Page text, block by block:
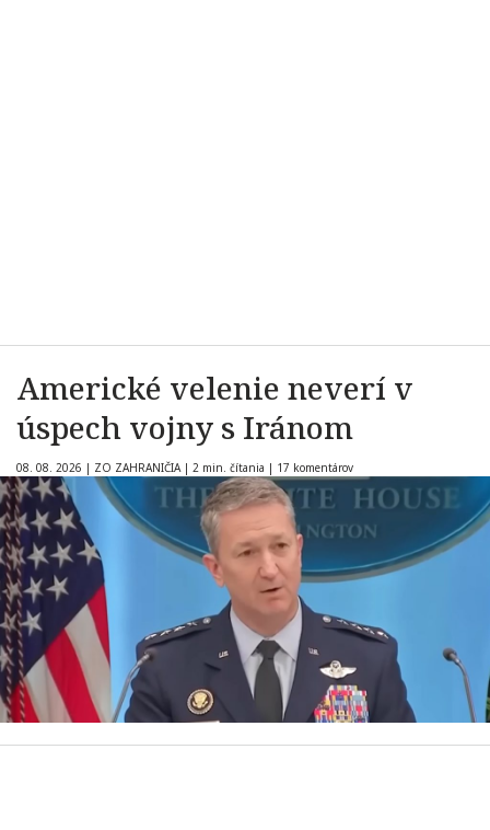
Americké velenie neverí v
úspech vojny s Iránom
08. 08. 2026 | ZO ZAHRANIČIA | 2 min. čítania | 17 komentárov